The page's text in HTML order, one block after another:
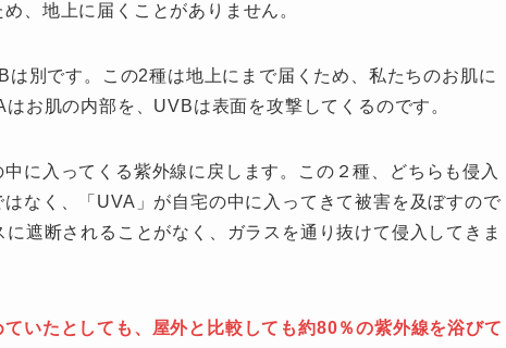
、地上に届くことがありません。
は別です。この2種は地上にまで届くため、私たちのお肌に
お肌の内部を、UVBは表面を攻撃してくるのです。
に入ってくる紫外線に戻します。この２種、どちらも侵入
はなく、「UVA」が自宅の中に入ってきて被害を及ぼすので
遮断されることがなく、ガラスを通り抜けて侵入してきま
ていたとしても、屋外と比較しても約80％の紫外線を浴びて